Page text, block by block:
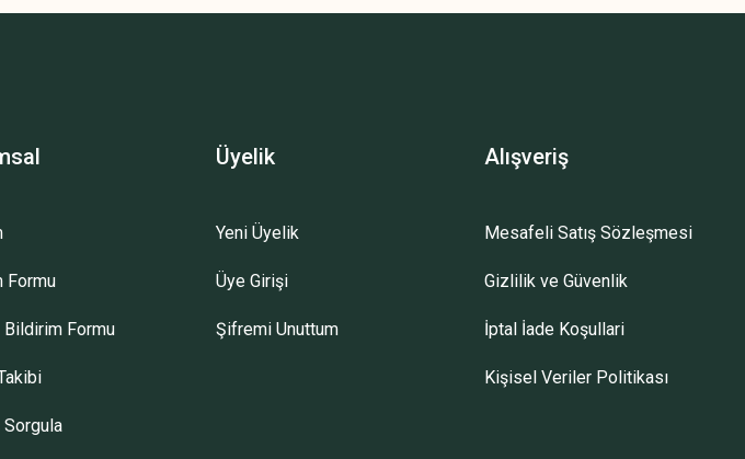
siz yapın!
Formu
Bildirim Formu
Üyelik
Yeni Üyelik
Üye Girişi
Şifremi Unuttum
Alışveriş
Mesafeli Satış Sözleşmesi
Gizlilik ve Güvenlik
İptal İade Koşullari
Kişisel Veriler Politikası